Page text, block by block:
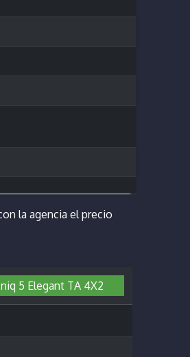
la agencia el precio
5 Elegant TA 4X2